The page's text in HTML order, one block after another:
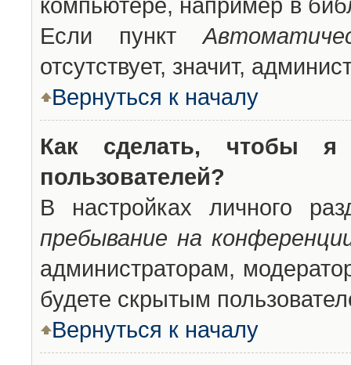
Если пункт
отсутствует, значит,
Вернуться к началу
Как сделать, чтобы
пользователей?
В настройках личного
пребывание на
администраторам,
будете скрытым
Вернуться к началу